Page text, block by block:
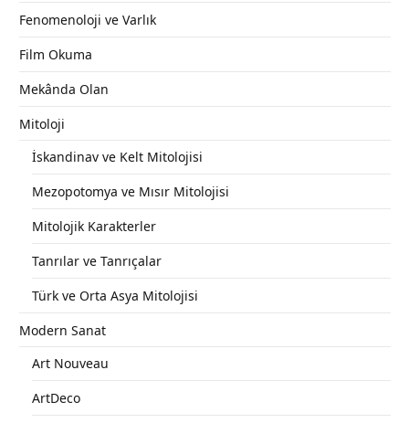
Fenomenoloji ve Varlık
Film Okuma
Mekânda Olan
Mitoloji
İskandinav ve Kelt Mitolojisi
Mezopotomya ve Mısır Mitolojisi
Mitolojik Karakterler
Tanrılar ve Tanrıçalar
Türk ve Orta Asya Mitolojisi
Modern Sanat
Art Nouveau
ArtDeco